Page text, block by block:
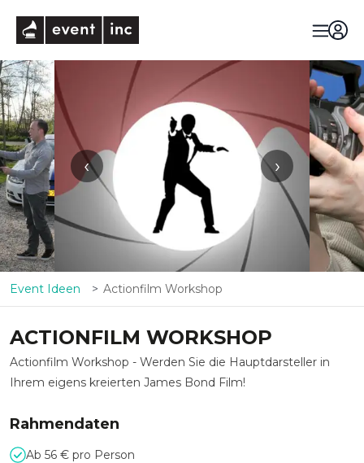
‹ ›
Event Ideen Actionfilm Workshop
ACTIONFILM WORKSHOP
Actionfilm Workshop - Werden Sie die Hauptdarsteller in
Ihrem eigens kreierten James Bond Film!
Rahmendaten
Ab 56 € pro Person